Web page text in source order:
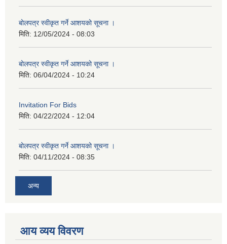
बोलपत्र स्वीकृत गर्ने आशयको सूचना ।
मिति: 12/05/2024 - 08:03
बोलपत्र स्वीकृत गर्ने आशयको सूचना ।
मिति: 06/04/2024 - 10:24
Invitation For Bids
मिति: 04/22/2024 - 12:04
बोलपत्र स्वीकृत गर्ने आशयको सूचना ।
मिति: 04/11/2024 - 08:35
अन्य
आय व्यय विवरण